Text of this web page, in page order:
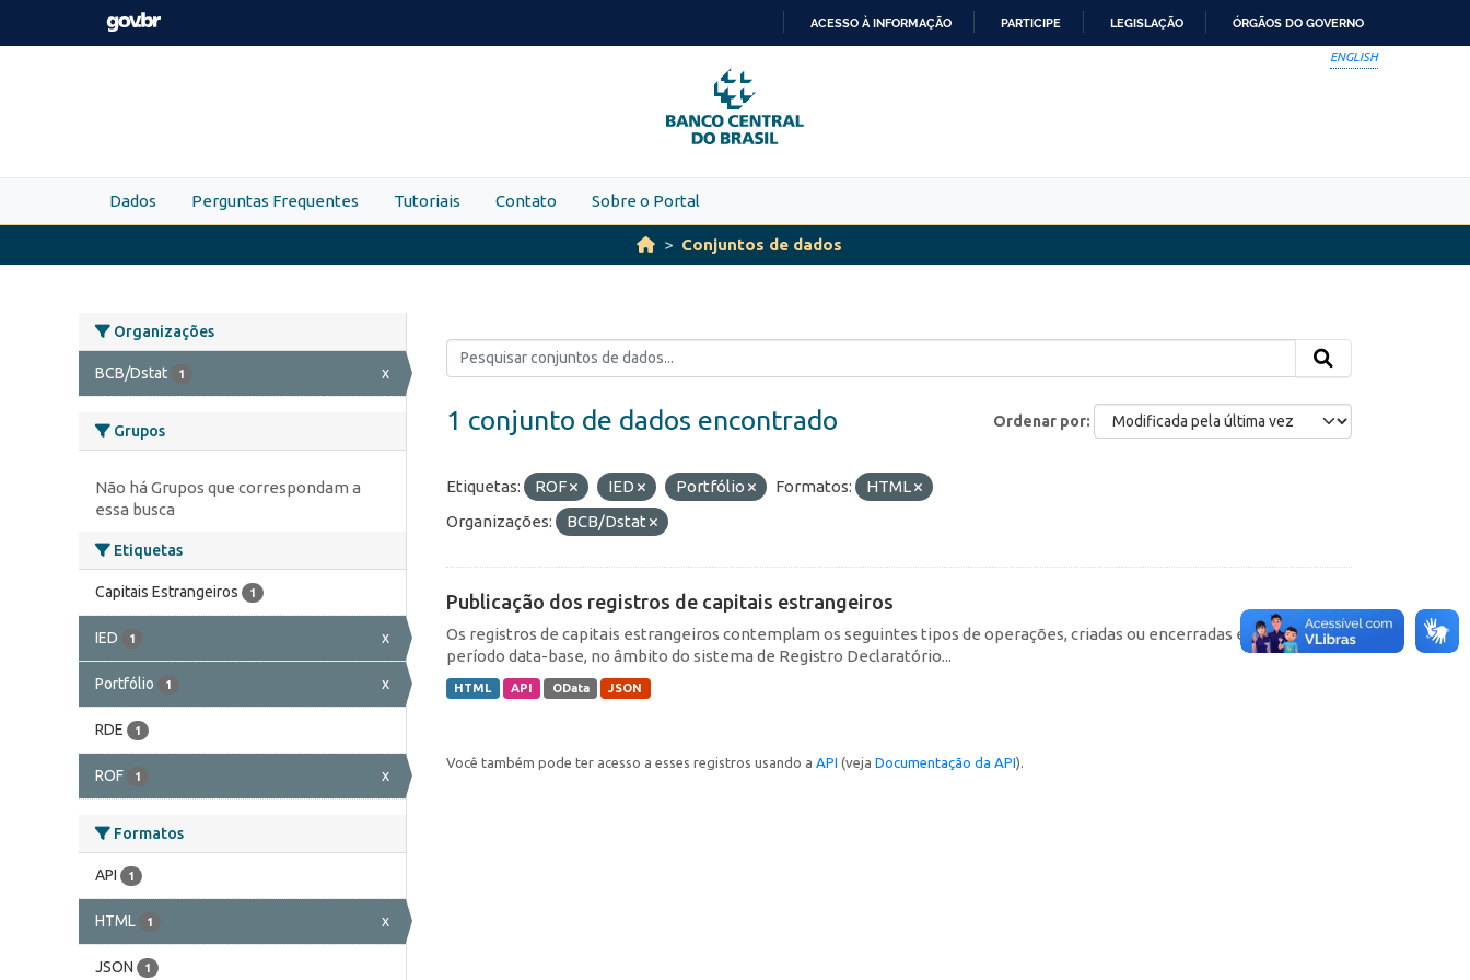
Skip to main content
PARA
O
CONTEÚDO
ACESSO À INFORMAÇÃO PARTICIPE LEGISLAÇÃO ÓRGÃOS DO GOVERNO
ENGLISH
Dados Perguntas Frequentes Tutoriais Contato Sobre o Portal
Conjuntos de dados
Organizações
BCB/Dstat 1 x
Grupos
Não há Grupos que correspondam a
essa busca
Etiquetas
Capitais Estrangeiros 1
IED 1 x
Portfólio 1 x
RDE 1
ROF 1 x
Formatos
API 1
HTML 1 x
JSON 1
Ordenar por
1 conjunto de dados encontrado
Etiquetas: ROF IED Portfólio Formatos:
HTML
Organizações:
BCB/Dstat
Publicação dos registros de capitais estrangeiros
Os registros de capitais estrangeiros contemplam os seguintes tipos de operações, criadas ou encerradas em cada
período data-base, no âmbito do sistema de Registro Declaratório...
HTML API OData JSON
Você também pode ter acesso a esses registros usando a API (veja Documentação da API).